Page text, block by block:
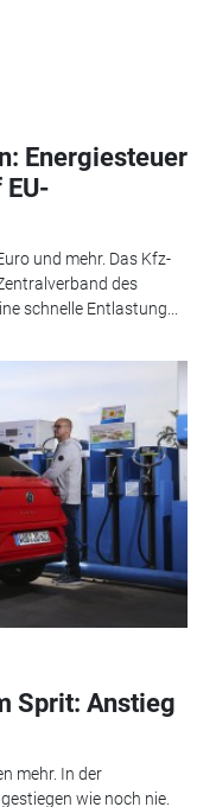
Energiesteuer
und mehr. Das Kfz-
des
schnelle Entlastung...
Sprit: Anstieg
mehr. In der
wie noch nie.